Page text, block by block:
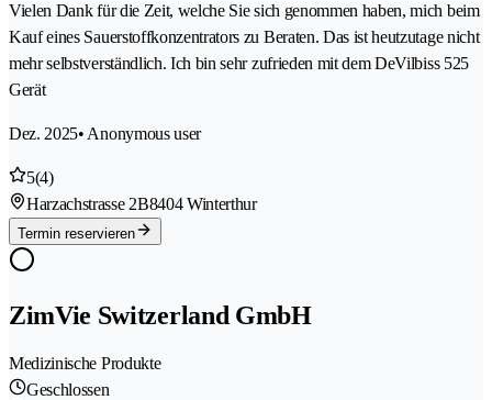
Vielen Dank für die Zeit, welche Sie sich genommen haben, mich beim
Kauf eines Sauerstoffkonzentrators zu Beraten. Das ist heutzutage nicht
mehr selbstverständlich. Ich bin sehr zufrieden mit dem DeVilbiss 525
Gerät
Dez. 2025• Anonymous user
5(4)
Harzachstrasse 2B8404 Winterthur
Termin reservieren
ZimVie Switzerland GmbH
Medizinische Produkte
Geschlossen